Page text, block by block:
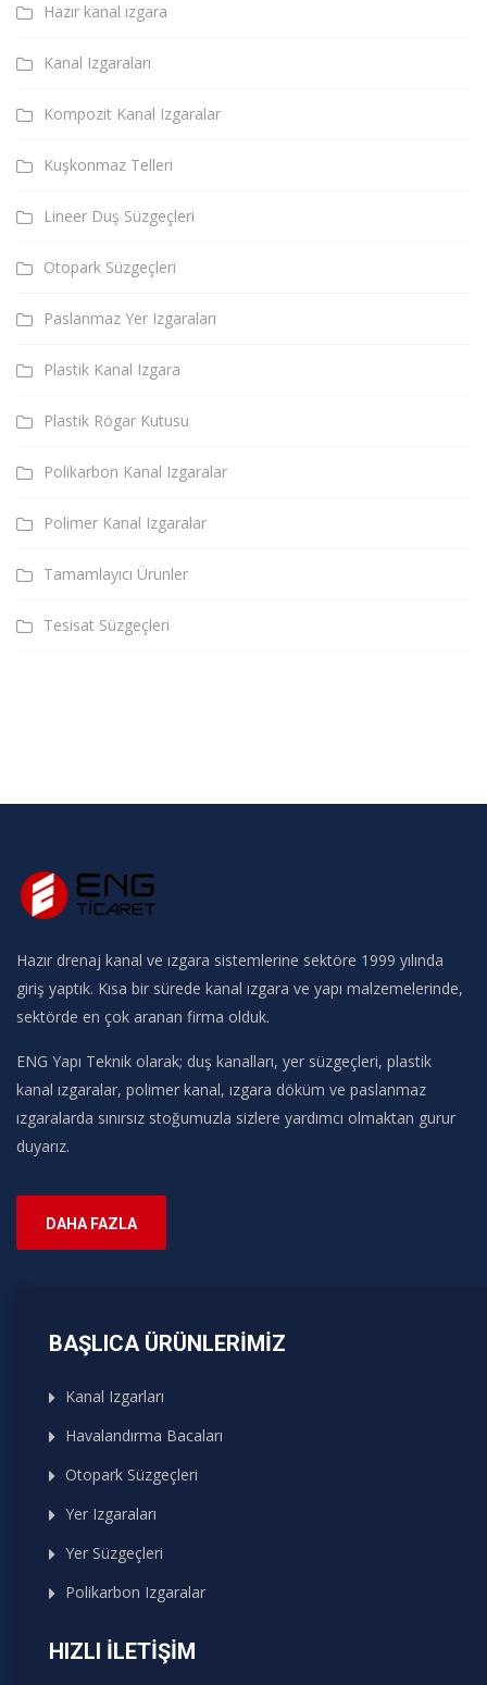
Hazır kanal ızgara
Kanal Izgaraları
Kompozit Kanal Izgaralar
Kuşkonmaz Telleri
Lineer Duş Süzgeçleri
Otopark Süzgeçleri
Paslanmaz Yer Izgaraları
Plastik Kanal Izgara
Plastik Rögar Kutusu
Polikarbon Kanal Izgaralar
Polimer Kanal Izgaralar
Tamamlayıcı Ürünler
Tesisat Süzgeçleri
Hazır drenaj kanal ve ızgara sistemlerine sektöre 1999 yılında
giriş yaptık. Kısa bir sürede kanal ızgara ve yapı malzemelerinde,
sektörde en çok aranan firma olduk.
ENG Yapı Teknik olarak; duş kanalları, yer süzgeçleri, plastik
kanal ızgaralar, polimer kanal, ızgara döküm ve paslanmaz
ızgaralarda sınırsız stoğumuzla sizlere yardımcı olmaktan gurur
duyarız.
DAHA FAZLA
BAŞLICA ÜRÜNLERIMIZ
Kanal Izgarları
Havalandırma Bacaları
Otopark Süzgeçleri
Yer Izgaraları
Yer Süzgeçleri
Polikarbon Izgaralar
HIZLI İLETIŞIM